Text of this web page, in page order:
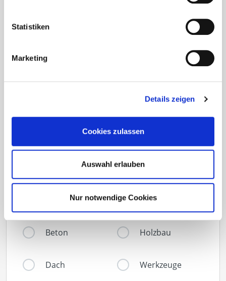
Statistiken
Marketing
Details zeigen
Cookies zulassen
Auswahl erlauben
Nur notwendige Cookies
Über welche Themen möchten Sie informiert
Terrassenbau Fassade
Beton Holzbau
Dach Werkzeuge